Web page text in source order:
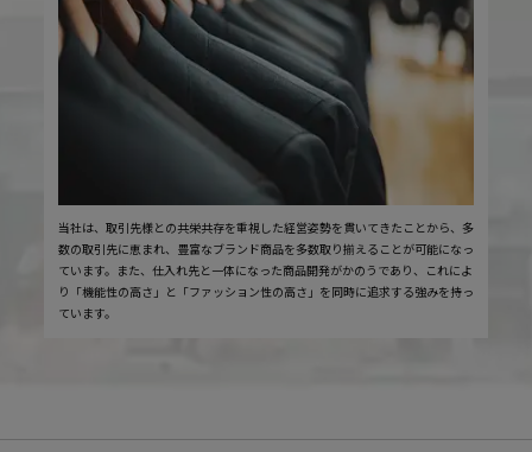
当社は、取引先様との共栄共存を重視した経営姿勢を貫いてきたことから、多
数の取引先に恵まれ、豊富なブランド商品を多数取り揃えることが可能になっ
ています。また、仕入れ先と一体になった商品開発がかのうであり、これによ
り「機能性の高さ」と「ファッション性の高さ」を同時に追求する強みを持っ
ています。